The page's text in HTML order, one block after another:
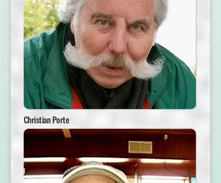
Christian Porte